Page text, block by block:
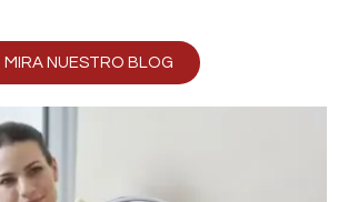
MIRA NUESTRO BLOG